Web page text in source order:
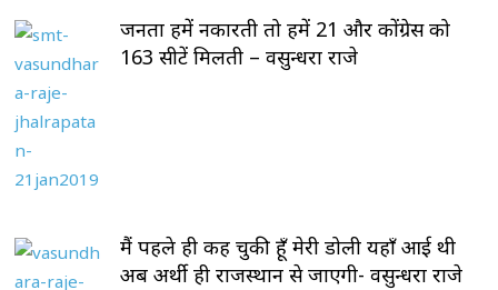
जनता हमें नकारती तो हमें 21 और कोंग्रेस को
163 सीटें मिलती – वसुन्धरा राजे
मैं पहले ही कह चुकी हूँ मेरी डोली यहाँ आई थी
अब अर्थी ही राजस्थान से जाएगी- वसुन्धरा राजे